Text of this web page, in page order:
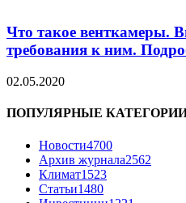
Что такое венткамеры.
требования к ним.
02.05.2020
ПОПУЛЯРНЫЕ
Новости4700
Архив журнала2562
Климат1523
Статьи1480